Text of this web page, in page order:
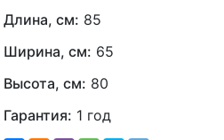
Длина, см: 85
Ширина, см: 65
Высота, см: 80
Гарантия: 1 год